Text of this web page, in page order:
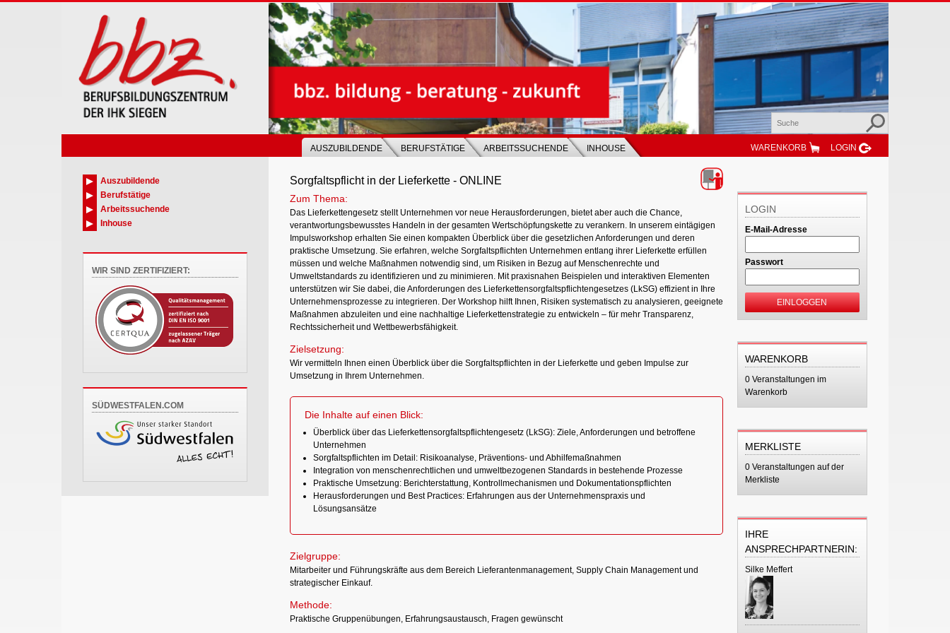
AUSZUBILDENDE BERUFSTÄTIGE ARBEITSSUCHENDE INHOUSE WARENKORB LOGIN
Sorgfaltspflicht in der Lieferkette - ONLINE
Zum Thema:
Das Lieferkettengesetz stellt Unternehmen vor neue Herausforderungen, bietet aber auch die Chance,
verantwortungsbewusstes Handeln in der gesamten Wertschöpfungskette zu verankern. In unserem eintägigen
Impulsworkshop erhalten Sie einen kompakten Überblick über die gesetzlichen Anforderungen und deren
praktische Umsetzung. Sie erfahren, welche Sorgfaltspflichten Unternehmen entlang ihrer Lieferkette erfüllen
müssen und welche Maßnahmen notwendig sind, um Risiken in Bezug auf Menschenrechte und
Umweltstandards zu identifizieren und zu minimieren. Mit praxisnahen Beispielen und interaktiven Elementen
unterstützen wir Sie dabei, die Anforderungen des Lieferkettensorgfaltspflichtengesetzes (LkSG) effizient in Ihre
Unternehmensprozesse zu integrieren. Der Workshop hilft Ihnen, Risiken systematisch zu analysieren, geeignete
Maßnahmen abzuleiten und eine nachhaltige Lieferkettenstrategie zu entwickeln – für mehr Transparenz,
Rechtssicherheit und Wettbewerbsfähigkeit.
Zielsetzung:
Wir vermitteln Ihnen einen Überblick über die Sorgfaltspflichten in der Lieferkette und geben Impulse zur
Umsetzung in Ihrem Unternehmen.
Die Inhalte auf einen Blick:
Überblick über das Lieferkettensorgfaltspflichtengesetz (LkSG): Ziele, Anforderungen und betroffene
Unternehmen
Sorgfaltspflichten im Detail: Risikoanalyse, Präventions- und Abhilfemaßnahmen
Integration von menschenrechtlichen und umweltbezogenen Standards in bestehende Prozesse
Praktische Umsetzung: Berichterstattung, Kontrollmechanismen und Dokumentationspflichten
Herausforderungen und Best Practices: Erfahrungen aus der Unternehmenspraxis und
Lösungsansätze
Zielgruppe:
Mitarbeiter und Führungskräfte aus dem Bereich Lieferantenmanagement, Supply Chain Management und
strategischer Einkauf.
Methode:
Praktische Gruppenübungen, Erfahrungsaustausch, Fragen gewünscht
LOGIN
E-Mail-Adresse
Passwort
EINLOGGEN
WARENKORB
0 Veranstaltungen im
Warenkorb
MERKLISTE
0 Veranstaltungen auf der
Merkliste
IHRE
ANSPRECHPARTNERIN:
Silke Meffert
Auszubildende
Berufstätige
Arbeitssuchende
Inhouse
WIR SIND ZERTIFIZIERT:
SÜDWESTFALEN.COM